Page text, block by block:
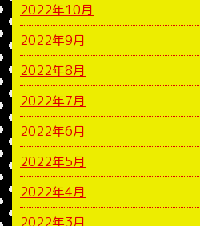
2022年10月
2022年9月
2022年8月
2022年7月
2022年6月
2022年5月
2022年4月
2022年3月